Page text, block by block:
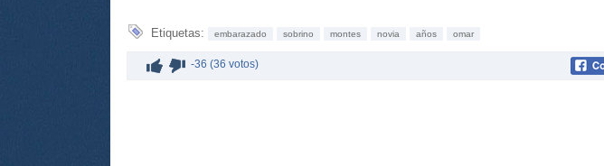
Etiquetas: embarazado sobrino montes novia años omar
-36 (36 votos)